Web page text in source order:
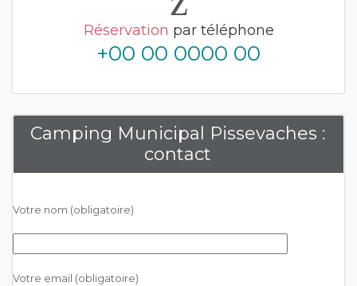
Réservation par téléphone
+00 00 0000 00
Camping Municipal Pissevaches :
contact
Votre nom (obligatoire)
Votre email (obligatoire)